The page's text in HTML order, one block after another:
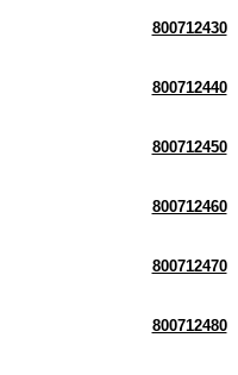
800712430
800712440
800712450
800712460
800712470
800712480